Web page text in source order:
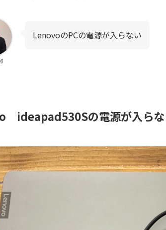
LenovoのPCの電源が入らない
ideapad530Sの電源が入らな